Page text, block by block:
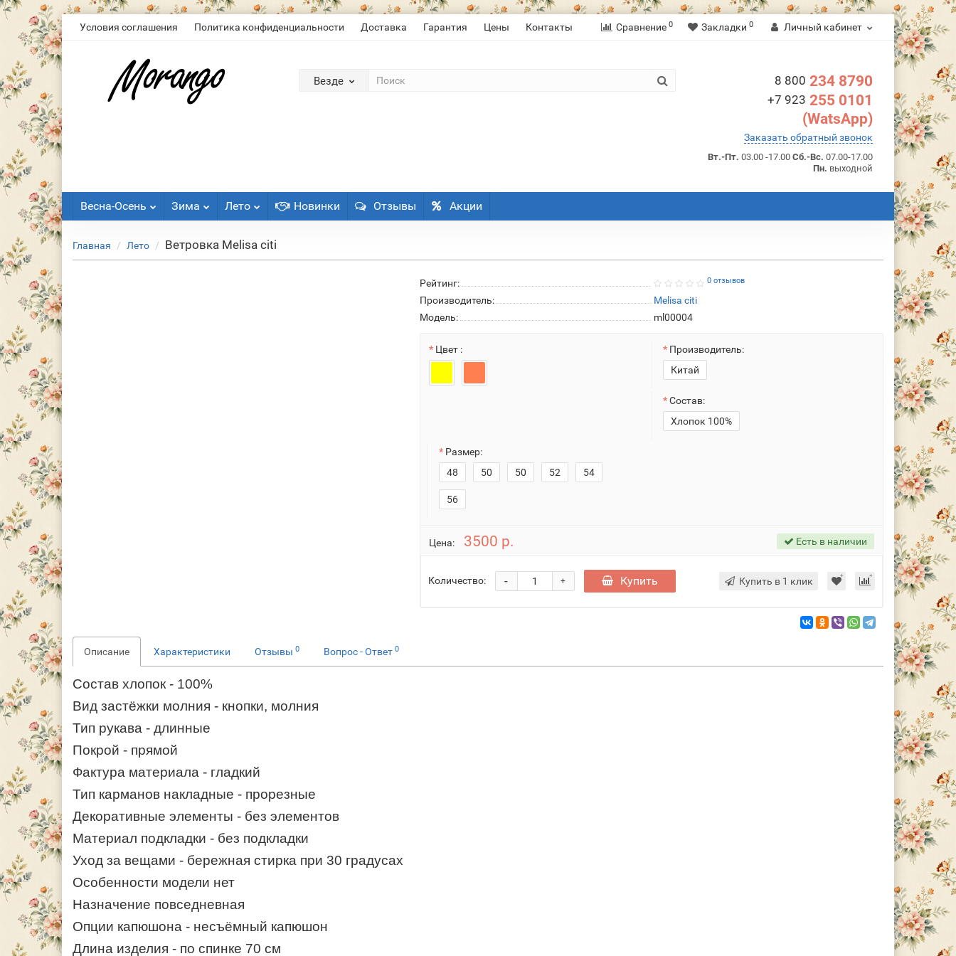
Условия соглашения Политика конфиденциальности Доставка Гарантия Цены Контакты Сравнение 0 Закладки 0 Личный кабинет
Везде 8 800 234 8790
+7 923 255 0101
(WatsApp)
Заказать обратный звонок
Вт.-Пт. 03.00 -17.00 Сб.-Вс. 07.00-17.00
Пн. выходной
Весна-Осень Зима Лето Новинки Отзывы Акции
Главная Лето Ветровка Melisa citi
Рейтинг: 0 отзывов
Производитель:
Melisa citi
Модель:
ml00004
Цвет :
Производитель:
Китай
Состав:
Хлопок 100%
Размер:
48
50 50 52 54
56
Цена: 3500 р. Есть в наличии
Количество: +
- Купить Купить в 1 клик
Описание Характеристики Отзывы 0 Вопрос - Ответ 0
Состав хлопок - 100%
Вид застёжки молния - кнопки, молния
Тип рукава - длинные
Покрой - прямой
Фактура материала - гладкий
Тип карманов накладные - прорезные
Декоративные элементы - без элементов
Материал подкладки - без подкладки
Уход за вещами - бережная стирка при 30 градусах
Особенности модели нет
Назначение повседневная
Опции капюшона - несъёмный капюшон
Длина изделия - по спинке 70 см